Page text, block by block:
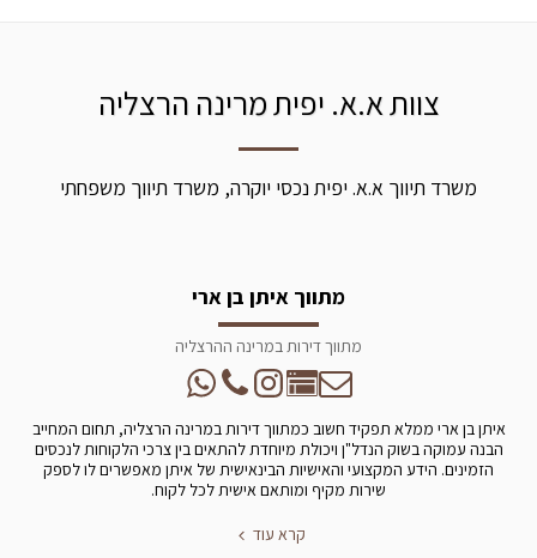
צוות א.א. יפית מרינה הרצליה
משרד תיווך א.א. יפית נכסי יוקרה, משרד תיווך משפחתי
מתווך איתן בן ארי
מתווך דירות במרינה ההרצליה
איתן בן ארי ממלא תפקיד חשוב כמתווך דירות במרינה הרצליה, תחום המחייב
הבנה עמוקה בשוק הנדל"ן ויכולת מיוחדת להתאים בין צרכי הלקוחות לנכסים
הזמינים. הידע המקצועי והאישיות הבינאישית של איתן מאפשרים לו לספק
שירות מקיף ומותאם אישית לכל לקוח.
קרא עוד